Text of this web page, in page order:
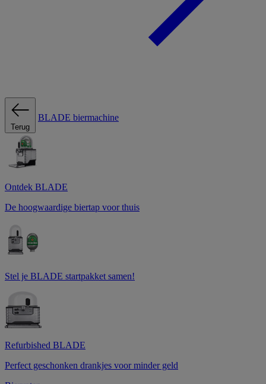
Terug
BLADE biermachine
Ontdek BLADE
De hoogwaardige biertap voor thuis
Stel je BLADE startpakket samen!
Refurbished BLADE
Perfect geschonken drankjes voor minder geld